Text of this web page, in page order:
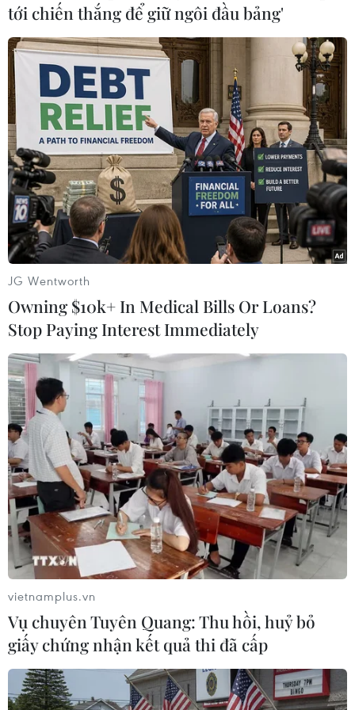
và lưu lượng phương tiện sau khi điều chỉnh thí
điểm tổ chức giao thông./.
(Vietnam+)
#Phố đội cấn
#phân luồng giao thông
#giao thông hà nội
#biển báo đường
#đèn tín hiệu giao thông
TP. Hà Nội
Theo dõi VietnamPlus
TIN LIÊN QUAN
tới chiến thắng để giữ ngôi đầu bảng'
JG Wentworth
Owning $10k+ In Medical Bills Or Loans?
Stop Paying Interest Immediately
vietnamplus.vn
Vụ chuyên Tuyên Quang: Thu hồi, huỷ bỏ
giấy chứng nhận kết quả thi đã cấp